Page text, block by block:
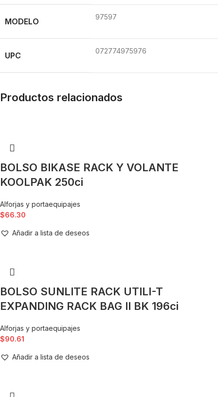
MODELO 97597
UPC 072774975976
Productos relacionados
BOLSO BIKASE RACK Y VOLANTE
KOOLPAK 250ci
Alforjas y portaequipajes
$66.30
Añadir a lista de deseos
BOLSO SUNLITE RACK UTILI-T
EXPANDING RACK BAG II BK 196ci
Alforjas y portaequipajes
$90.61
Añadir a lista de deseos